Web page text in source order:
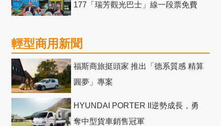
177「瑞芳觀光巴士」線一段票免費
輕型商用新聞
福斯商旅挺頭家 推出「德系質感 精算
圓夢」專案
HYUNDAI PORTER II逆勢成長，勇
奪中型貨車銷售冠軍